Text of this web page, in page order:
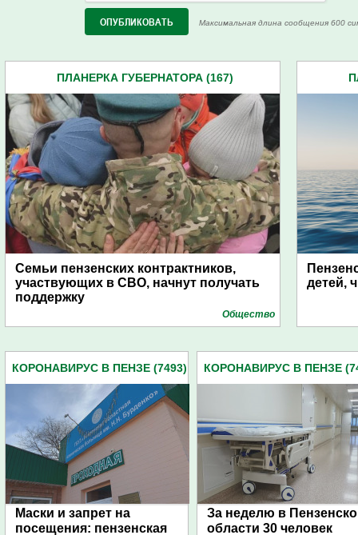
Максимальная длина сообщения 600
ПЛАНЕРКА ГУБЕРНАТОРА (167)
Семьи пензенских контрактников,
участвующих в СВО, начнут получать
поддержку
Общество
детей,
КОРОНАВИРУС В ПЕНЗЕ (7493)
Маски и запрет на
посещения: пензенская
КОРОНАВИРУС В ПЕНЗЕ
За неделю в
области 30 человек